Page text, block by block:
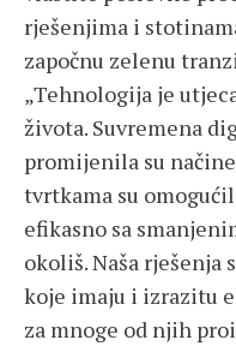
rješenjima i
započnu zelenu
„Tehnologija je
života. Suvremena
promijenila su
tvrtkama su
efikasno sa
okoliš. Naša
koje imaju i izrazitu
za mnoge od njih